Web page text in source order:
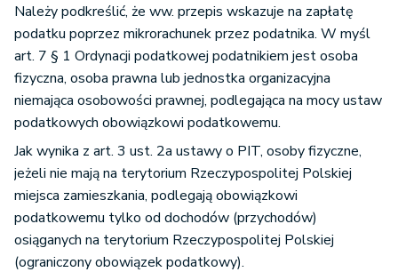
Należy podkreślić, że ww. przepis wskazuje na zapłatę
podatku poprzez mikrorachunek przez podatnika. W myśl
art. 7 § 1 Ordynacji podatkowej podatnikiem jest osoba
fizyczna, osoba prawna lub jednostka organizacyjna
niemająca osobowości prawnej, podlegająca na mocy ustaw
podatkowych obowiązkowi podatkowemu.
Jak wynika z art. 3 ust. 2a ustawy o PIT, osoby fizyczne,
jeżeli nie mają na terytorium Rzeczypospolitej Polskiej
miejsca zamieszkania, podlegają obowiązkowi
podatkowemu tylko od dochodów (przychodów)
osiąganych na terytorium Rzeczypospolitej Polskiej
(ograniczony obowiązek podatkowy).